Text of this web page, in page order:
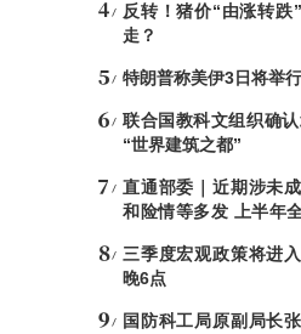
反转！猪价“由涨转跌
走？
特朗普称美伊3日将举
联合国教科文组织确
“世界建筑之都”
直通部委｜近期涉未
和险情等多发 上半年
三季度宏观政策将进
晚6点
国防科工局原副局长